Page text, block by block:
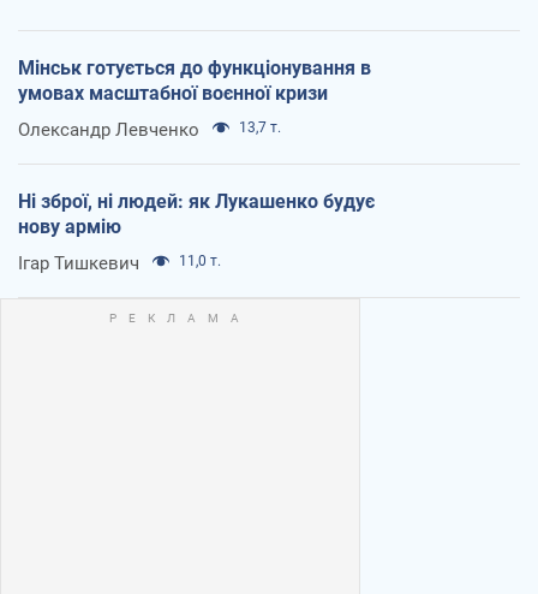
Мінськ готується до функціонування в
умовах масштабної воєнної кризи
Олександр Левченко 13,7 т.
Ні зброї, ні людей: як Лукашенко будує
нову армію
Ігар Тишкевич 11,0 т.